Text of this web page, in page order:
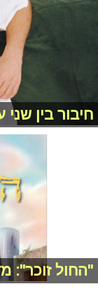
חיבור בין
"החול זוכר":